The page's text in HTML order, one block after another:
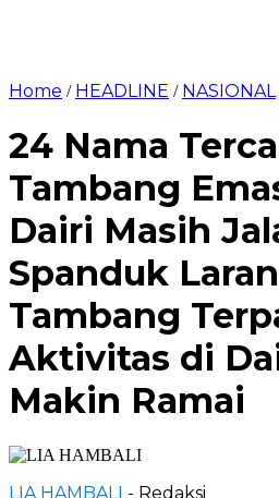
Home / HEADLINE / NASIONAL
24 Nama
Tambang
Dairi Masih
Spanduk
Tambang
Aktivitas di
Makin Ramai
LIA HAMBALI - Redaksi